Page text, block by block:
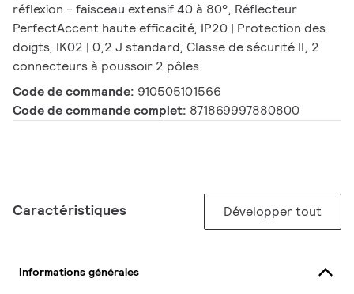
réflexion - faisceau extensif 40 à 80°, Réflecteur
PerfectAccent haute efficacité, IP20 | Protection des
doigts, IK02 | 0,2 J standard, Classe de sécurité II, 2
connecteurs à poussoir 2 pôles
Code de commande: 910505101566
Code de commande complet: 871869997880800
Caractéristiques Développer tout
Informations générales